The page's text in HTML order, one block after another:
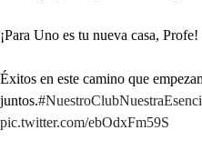
¡Para Uno es tu nueva casa, Profe!
Éxitos en este camino que
juntos.
pic.twitter.com/ebOdxFm59S